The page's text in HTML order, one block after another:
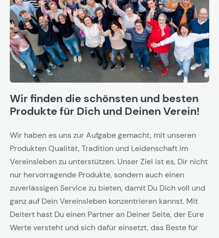
Wir finden die schönsten und besten
Produkte für Dich und Deinen Verein!
Wir haben es uns zur Aufgabe gemacht, mit unseren
Produkten Qualität, Tradition und Leidenschaft im
Vereinsleben zu unterstützen. Unser Ziel ist es, Dir nicht
nur hervorragende Produkte, sondern auch einen
zuverlässigen Service zu bieten, damit Du Dich voll und
ganz auf Dein Vereinsleben konzentrieren kannst. Mit
Deitert hast Du einen Partner an Deiner Seite, der Eure
Werte versteht und sich dafür einsetzt, das Beste für